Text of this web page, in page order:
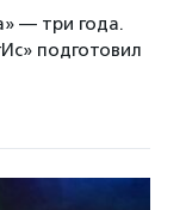
— три года.
подготовил